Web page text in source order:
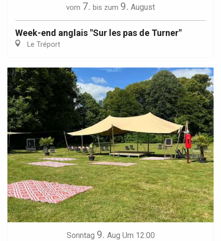
vom 7. bis zum 9. August
Week-end anglais "Sur les pas de Turner"
Le Tréport
Sonntag 9. Aug Um 12:00